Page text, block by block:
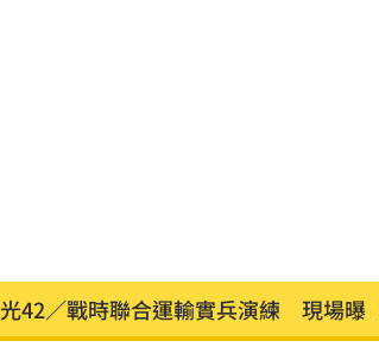
42／戰時聯合運輸實兵演練 現場曝